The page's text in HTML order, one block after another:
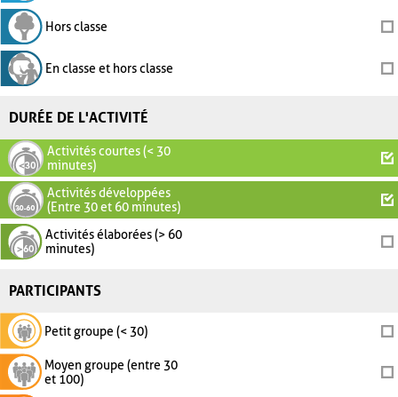
Hors classe
En classe et hors classe
DURÉE DE L'ACTIVITÉ
Activités courtes (< 30
minutes)
Activités développées
(Entre 30 et 60 minutes)
Activités élaborées (> 60
minutes)
PARTICIPANTS
Petit groupe (< 30)
Moyen groupe (entre 30
et 100)